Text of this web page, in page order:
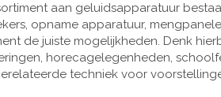
aan geluidsapparatuur
opname apparatuur,
de juiste mogelijkheden. Denk
horecagelegenheden,
techniek voor